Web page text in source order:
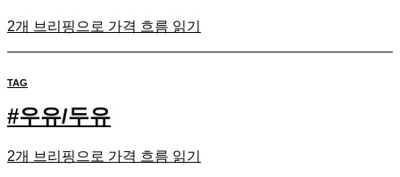
2개 브리핑으로 가격 흐름 읽기
TAG
#우유/두유
2개 브리핑으로 가격 흐름 읽기